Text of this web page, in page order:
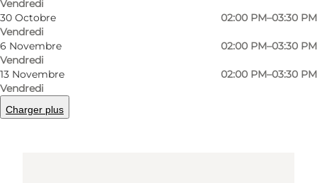
Vendredi
30 Octobre
Vendredi
02:00 PM–03:30 PM
6 Novembre
Vendredi
02:00 PM–03:30 PM
13 Novembre
Vendredi
02:00 PM–03:30 PM
Charger plus